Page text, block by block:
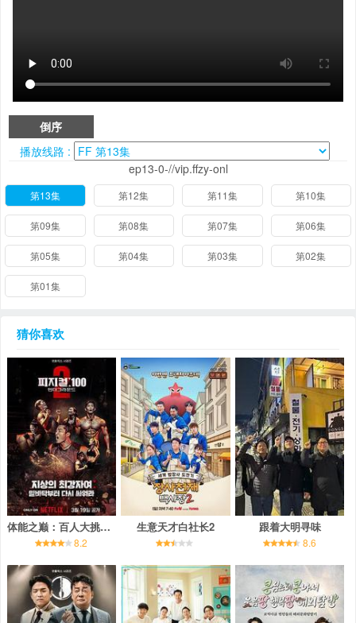
倒序
播放线路 :
ep13-0-//vip.ffzy-onl
第13集 第12集 第11集 第10集
第09集 第08集 第07集 第06集
第05集 第04集 第03集 第02集
第01集
猜你喜欢
体能之巅：百人大挑战2 - 地下斗室
8.2
生意天才白社长2 跟着大明寻味
8.6